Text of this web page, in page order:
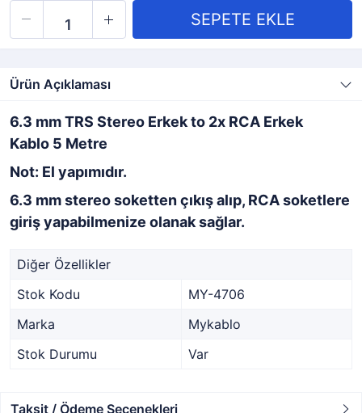
Ürün Açıklaması
6.3 mm TRS Stereo Erkek to 2x RCA Erkek
Kablo 5 Metre
Not: El yapımıdır.
6.3 mm stereo soketten çıkış alıp, RCA soketlere
giriş yapabilmenize olanak sağlar.
Diğer Özellikler
Stok Kodu
MY-4706
Marka
Mykablo
Stok Durumu
Var
Taksit / Ödeme Seçenekleri